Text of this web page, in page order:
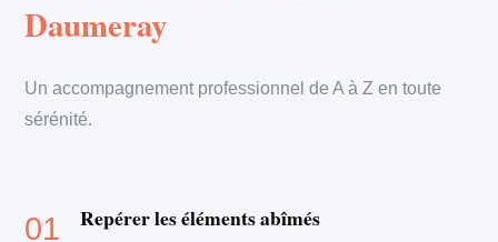
Daumeray
Un accompagnement professionnel de A à Z en toute
sérénité.
Repérer les éléments abîmés